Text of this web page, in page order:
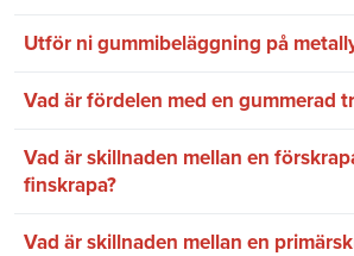
Utför ni gummibeläggning på
Vad är fördelen med en gummerad
Vad är skillnaden mellan en
finskrapa?
Vad är skillnaden mellan en